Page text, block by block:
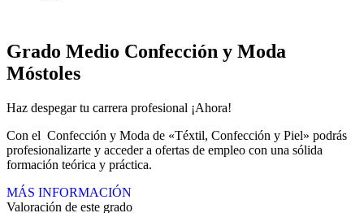
Grado Medio Confección y Moda
Móstoles
Haz despegar tu carrera profesional ¡Ahora!
Con el Confección y Moda de «Téxtil, Confección y Piel» podrás
profesionalizarte y acceder a ofertas de empleo con una sólida
formación teórica y práctica.
MÁS INFORMACIÓN
Valoración de este grado